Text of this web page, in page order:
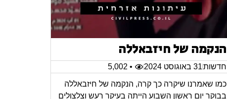
הנקמה של חיזבאללה
חדשות31 באוגוסט 2024 • 5,002
כמו שאמרנו שיקרה כך קרה, הנקמה של חיזבאללה
בבוקר יום ראשון השבוע הייתה בעיקר רעש וצלצולים